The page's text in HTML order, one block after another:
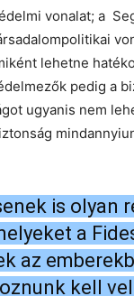
vonalat; a
lehetne
pedig a
ugyanis nem
is olyan
a
az
kell